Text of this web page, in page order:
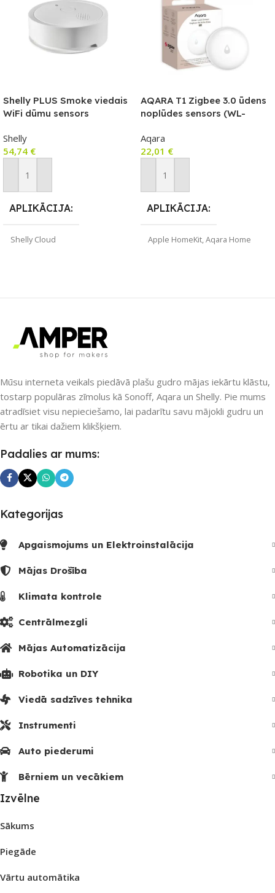
Shelly PLUS Smoke viedais
WiFi dūmu sensors
Shelly
54,74 €
Pievienot Grozam
APLIKĀCIJA
Shelly Cloud
PIEEJAMS UZREIZ
Nē
UZREIZ PIEEJAMAIS
SKAITS
AQARA T1 Zigbee 3.0 ūdens
noplūdes sensors (WL-
Aqara
22,01 €
Pievienot Grozam
APLIKĀCIJA
Apple HomeKit,Aqara Home
UZREIZ PIEEJAMAIS
SKAITS
Mūsu interneta veikals piedāvā plašu gudro mājas iekārtu klāstu,
tostarp populāras zīmolus kā Sonoff, Aqara un Shelly. Pie mums
atradīsiet visu nepieciešamo, lai padarītu savu mājokli gudru un
ērtu ar tikai dažiem klikšķiem.
Padalies ar mums:
Kategorijas
Apgaismojums un Elektroinstalācija
Mājas Drošība
Klimata kontrole
Centrālmezgli
Mājas Automatizācija
Robotika un DIY
Viedā sadzīves tehnika
Instrumenti
Auto piederumi
Bērniem un vecākiem
Izvēlne
Sākums
Piegāde
Vārtu automātika